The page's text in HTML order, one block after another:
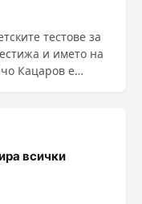
тестове за
и името на
Кацаров е
всички